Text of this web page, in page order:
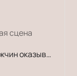
сцена
В рождественскую ночь трое мужчин оказываются в КПЗ за административные правонарушения. Один – за курение в неположенном месте, второй – за алкогольное опьянение, третий – за превышение скорости.